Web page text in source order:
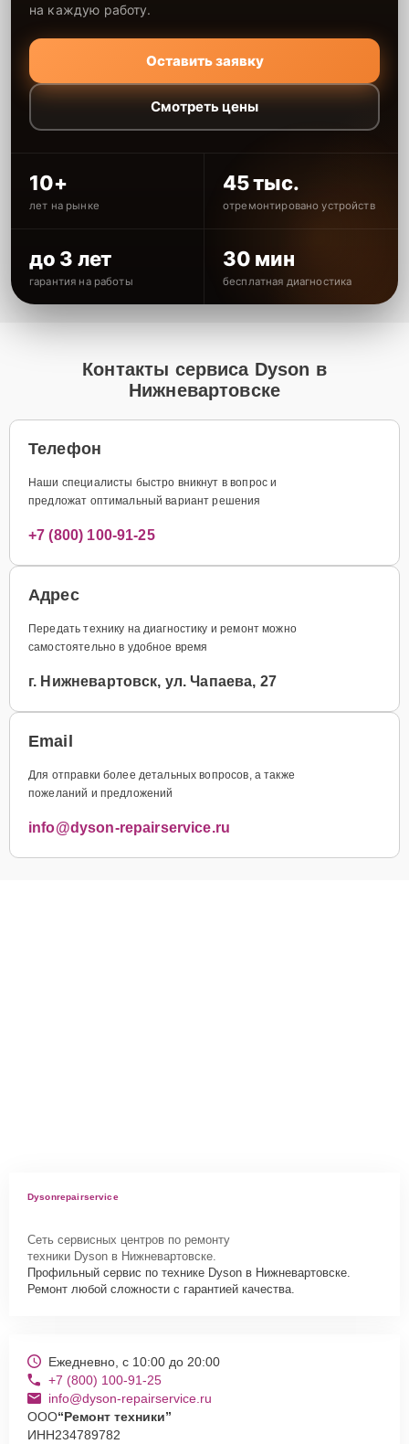
на каждую работу.
Оставить заявку
Смотреть цены
10+
лет на рынке
45 тыс.
отремонтировано устройств
до 3 лет
гарантия на работы
30 мин
бесплатная диагностика
Контакты сервиса Dyson в
Нижневартовске
Телефон
Наши специалисты быстро вникнут в вопрос и
предложат оптимальный вариант решения
+7 (800) 100-91-25
Адрес
Передать технику на диагностику и ремонт можно
самостоятельно в удобное время
г. Нижневартовск, ул. Чапаева, 27
Email
Для отправки более детальных вопросов, а также
пожеланий и предложений
info@dyson-repairservice.ru
Dysonrepairservice
Сеть сервисных центров по ремонту
техники Dyson в Нижневартовске.
Профильный сервис по технике Dyson в Нижневартовске.
Ремонт любой сложности с гарантией качества.
Ежедневно, с 10:00 до 20:00
+7 (800) 100-91-25
info@dyson-repairservice.ru
ООО“Ремонт техники”
ИНН234789782